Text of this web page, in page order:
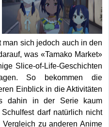
sich jedoch auch in den
was «Tamako Market»
Slice-of-Life-Geschichten
So bekommen die
Einblick in die Aktivitäten
dahin in der Serie kaum
darf natürlich nicht
zu anderen Anime